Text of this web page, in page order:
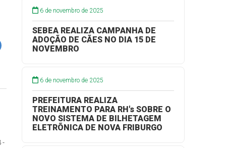
-
6 de novembro de 2025
SEBEA REALIZA CAMPANHA DE
ADOÇÃO DE CÃES NO DIA 15 DE
NOVEMBRO
6 de novembro de 2025
PREFEITURA REALIZA
TREINAMENTO PARA RH's SOBRE O
NOVO SISTEMA DE BILHETAGEM
ELETRÕNICA DE NOVA FRIBURGO